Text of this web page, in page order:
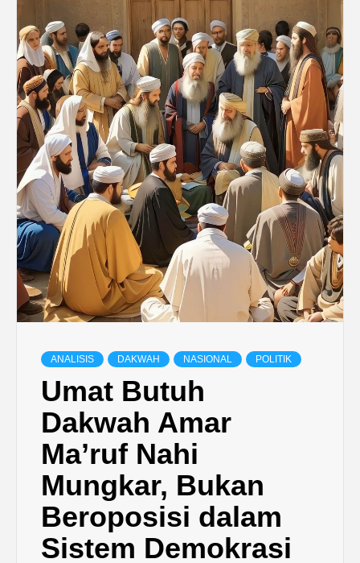
ANALISIS DAKWAH NASIONAL POLITIK
Umat Butuh
Dakwah Amar
Ma’ruf Nahi
Mungkar, Bukan
Beroposisi dalam
Sistem Demokrasi